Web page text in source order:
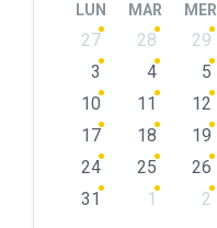
LUN MAR MER
Skip
calendar
27 28 29
3
4 5
10
11 12
17
18 19
24
25 26
31
1 2